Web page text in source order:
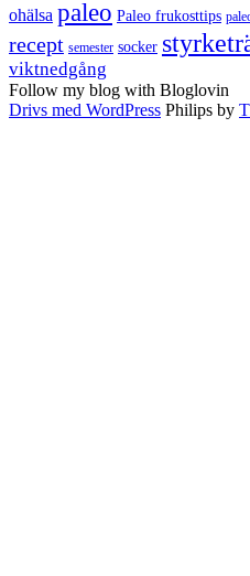
ohälsa paleo Paleo frukosttips
recept semester socker
viktnedgång
Follow my blog with Bloglovin
Drivs med WordPress Philips by